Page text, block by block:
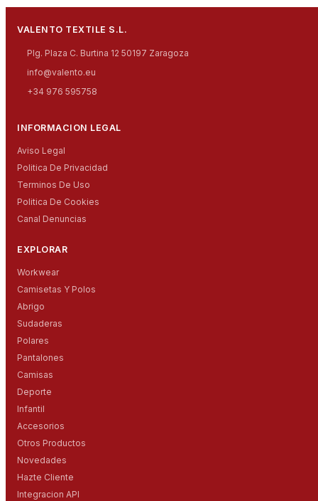
VALENTO TEXTILE S.L.
Plg. Plaza C. Burtina 12 50197 Zaragoza
info@valento.eu
+34 976 595758
INFORMACION LEGAL
Aviso Legal
Politica De Privacidad
Terminos De Uso
Politica De Cookies
Canal Denuncias
EXPLORAR
Workwear
Camisetas Y Polos
Abrigo
Sudaderas
Polares
Pantalones
Camisas
Deporte
Infantil
Accesorios
Otros Productos
Novedades
Hazte Cliente
Integracion API